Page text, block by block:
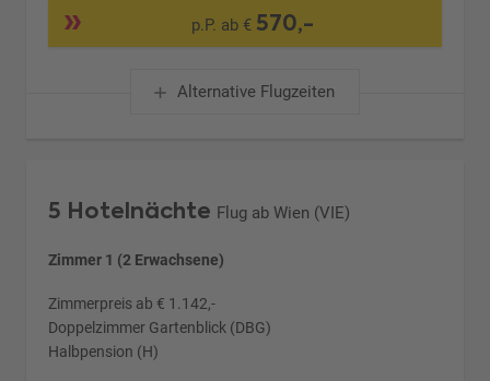
p.P. ab € 570,-
Alternative Flugzeiten
5 Hotelnächte Flug ab Wien (VIE)
Zimmer 1 (2 Erwachsene)
Zimmerpreis ab € 1.142,-
Doppelzimmer Gartenblick (DBG)
Halbpension (H)